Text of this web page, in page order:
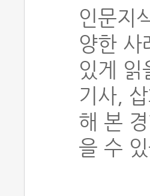
인문지
양한 사
있게 읽
기사,
해 본
을 수